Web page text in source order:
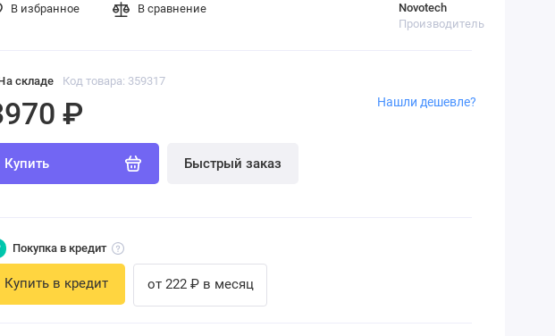
складе Код товара: 359317
Novotech
Производитель
₽
Купить Быстрый заказ
Нашли дешевле?
В избранное В сравнение
Покупка в кредит
Купить в кредит от 222 ₽ в месяц